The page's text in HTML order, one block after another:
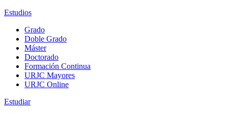
Estudios
Grado
Doble Grado
Máster
Doctorado
Formación Continua
URJC Mayores
URJC Online
Estudiar